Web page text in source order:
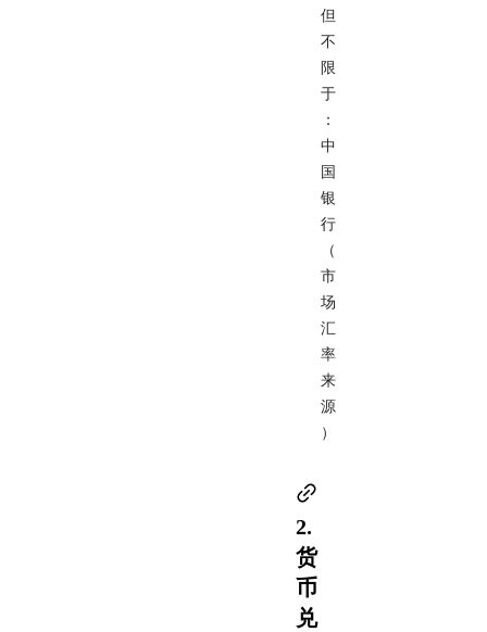
但
不
限
于
：
中
国
银
行
（
市
场
汇
率
来
源
）
2.
货
币
兑